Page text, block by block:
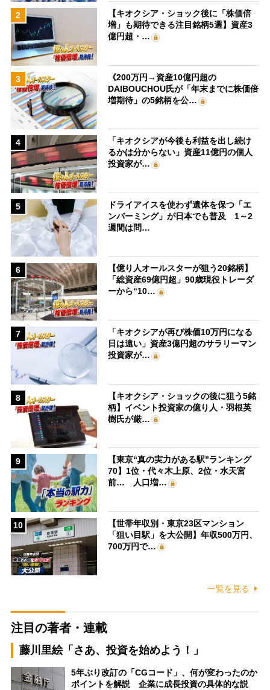
2
【キオクシア・ショック後に「株価倍
増」も期待できる注目銘柄5選】資産3
億円超・…
3
《200万円→資産10億円超の
DAIBOUCHOU氏が「年末までに株価倍
増期待」の5銘柄を公…
4
「キオクシアが今後も利益を出し続け
るかは分からない」資産11億円の個人
投資家が…
5
ドライアイスを使わず遺体を保つ「エ
ンバーミング」が日本でも普及 1～2
週間は問…
6
【億り人オールスターが狙う20銘柄】
「総資産69億円超」90歳現役トレーダ
ーから“10…
7
「キオクシアが再び株価10万円になる
日は遠い」資産3億円超のサラリーマン
投資家が…
8
【キオクシア・ショックの後に狙う5銘
柄】イベント投資家の億り人・羽根英
樹氏が厳…
9
【東京“真の実力がある駅”ランキング
70】1位・代々木上原、2位・水天宮
前… 人口増…
10
【世帯年収別・東京23区マンション
「狙い目駅」を大公開】年収500万円、
700万円で…
一覧を見る
注目の著者・連載
藤川里絵「さあ、投資を始めよう！」
5年ぶり改訂の「CGコード」、何が変わったのか
ポイントを解説 企業に成長投資の具体的な説